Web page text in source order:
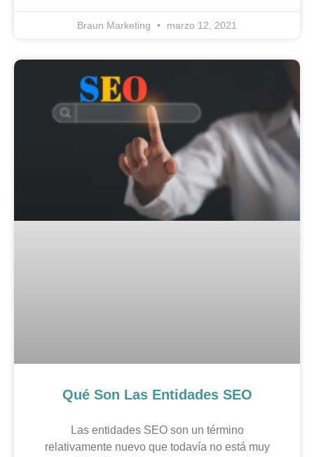
Braun Marketing marzo 12, 2021
Qué Son Las Entidades SEO
Las entidades SEO son un término
relativamente nuevo que todavía no está muy